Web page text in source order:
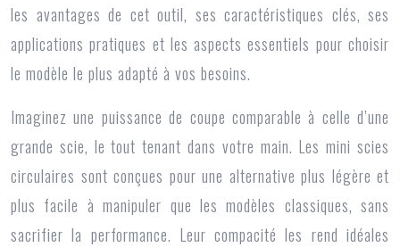
les avantages de cet outil, ses caractéristiques clés, ses
applications pratiques et les aspects essentiels pour choisir
le modèle le plus adapté à vos besoins.
Imaginez une puissance de coupe comparable à celle d’une
grande scie, le tout tenant dans votre main. Les mini scies
circulaires sont conçues pour une alternative plus légère et
plus facile à manipuler que les modèles classiques, sans
sacrifier la performance. Leur compacité les rend idéales